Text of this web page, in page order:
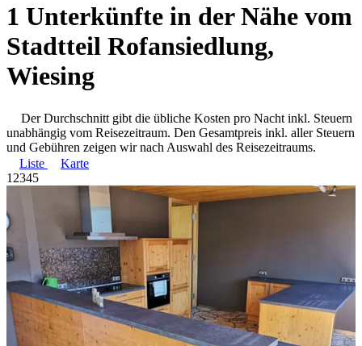
1 Unterkünfte in der Nähe vom
Stadtteil Rofansiedlung,
Wiesing
Der Durchschnitt gibt die übliche Kosten pro Nacht inkl. Steuern
unabhängig vom Reisezeitraum. Den Gesamtpreis inkl. aller Steuern
und Gebühren zeigen wir nach Auswahl des Reisezeitraums.
Liste
Karte
1 2345